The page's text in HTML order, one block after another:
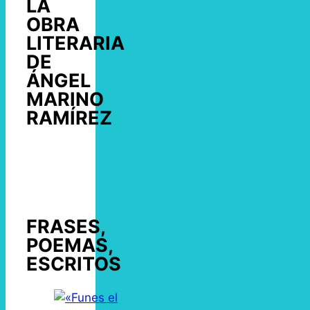
LA
OBRA
LITERARIA
DE
ÁNGEL
MARINO
RAMÍREZ
FRASES,
POEMAS,
ESCRITOS